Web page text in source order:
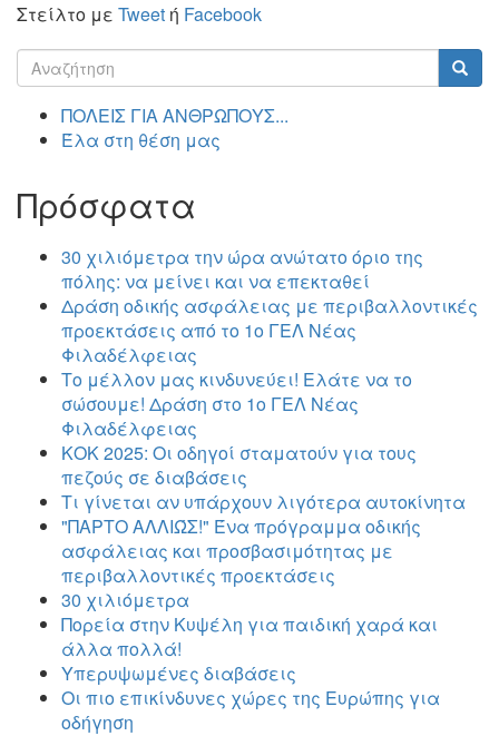
Στείλτο με Tweet ή Facebook
Φόρμα
αναζήτησης
ΠΟΛΕΙΣ ΓΙΑ ΑΝΘΡΩΠΟΥΣ...
Έλα στη θέση μας
Πρόσφατα
30 χιλιόμετρα την ώρα ανώτατο όριο της
πόλης: να μείνει και να επεκταθεί
Δράση οδικής ασφάλειας με περιβαλλοντικές
προεκτάσεις από το 1ο ΓΕΛ Νέας
Φιλαδέλφειας
Το μέλλον μας κινδυνεύει! Ελάτε να το
σώσουμε! Δράση στο 1ο ΓΕΛ Νέας
Φιλαδέλφειας
ΚΟΚ 2025: Οι οδηγοί σταματούν για τους
πεζούς σε διαβάσεις
Τι γίνεται αν υπάρχουν λιγότερα αυτοκίνητα
"ΠΑΡΤΟ ΑΛΛΙΏΣ!" Ένα πρόγραμμα οδικής
ασφάλειας και προσβασιμότητας με
περιβαλλοντικές προεκτάσεις
30 χιλιόμετρα
Πορεία στην Κυψέλη για παιδική χαρά και
άλλα πολλά!
Υπερυψωμένες διαβάσεις
Οι πιο επικίνδυνες χώρες της Ευρώπης για
οδήγηση